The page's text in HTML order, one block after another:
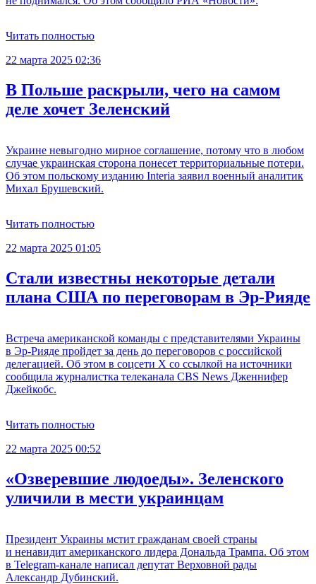
Читать полностью
22 марта 2025 02:36
В Польше раскрыли, чего на самом
деле хочет Зеленский
Украине невыгодно мирное соглашение, потому что в любом
случае украинская сторона понесет территориальные потери.
Об этом польскому изданию Interia заявил военный аналитик
Михал Брушевский.
Читать полностью
22 марта 2025 01:05
Стали известны некоторые детали
плана США по переговорам в Эр-Рияде
Встреча американской команды с представителями Украины
в Эр-Рияде пройдет за день до переговоров с российской
делегацией. Об этом в соцсети X со ссылкой на источники
сообщила журналистка телеканала CBS News Дженнифер
Джейкобс.
Читать полностью
22 марта 2025 00:52
«Озверевшие людоеды». Зеленского
уличили в мести украинцам
Президент Украины мстит гражданам своей страны
и ненавидит американского лидера Дональда Трампа. Об этом
в Telegram-канале написал депутат Верховной рады
Александр Дубинский.